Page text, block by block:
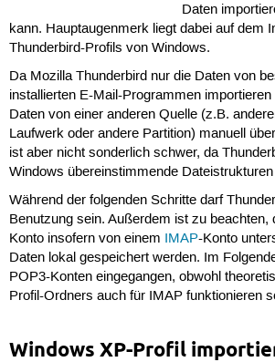
Daten
kann. Hauptaugenmerk liegt dabei auf dem
Thunderbird-Profils von Windows.
Da Mozilla Thunderbird nur die Daten von
installierten E-Mail-Programmen
Daten von einer anderen Quelle (z.B.
Laufwerk oder andere Partition) manuell
ist aber nicht sonderlich schwer, da
Windows übereinstimmende
Während der folgenden Schritte darf
Benutzung sein. Außerdem ist zu beachten,
Konto insofern von einem IMAP-Konto
Daten lokal gespeichert werden. Im
POP3-Konten eingegangen, obwohl
Profil-Ordners auch für IMAP funktionieren
Windows XP-Profil